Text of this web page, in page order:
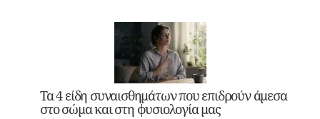
Τα 4 είδη συναισθημάτων που επιδρούν άμεσα
στο σώμα και στη φυσιολογία μας